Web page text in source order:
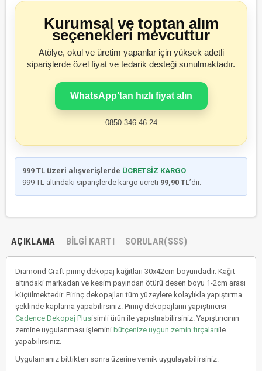
Kurumsal ve toptan alım
seçenekleri mevcuttur
Atölye, okul ve üretim yapanlar için yüksek adetli
siparişlerde özel fiyat ve tedarik desteği sunulmaktadır.
WhatsApp’tan hızlı fiyat alın
0850 346 46 24
999 TL üzeri alışverişlerde ÜCRETSİZ KARGO
999 TL altındaki siparişlerde kargo ücreti 99,90 TL’dir.
AÇIKLAMA BILGI KARTI SORULAR(SSS)
Diamond Craft pirinç dekopaj kağıtları 30x42cm boyundadır. Kağıt
altındaki markadan ve kesim payından ötürü desen boyu 1-2cm arası
küçülmektedir. Pirinç dekopajları tüm yüzeylere kolaylıkla yapıştırma
şeklinde kaplama yapabilirsiniz. Pirinç dekopajların yapıştırıcısı
Cadence Dekopaj Plusisimli ürün ile yapıştırabilirsiniz. Yapıştırıcının
zemine uygulanması işlemini bütçenize uygun zemin fırçalarıile
yapabilirsiniz.
Uygulamanız bittikten sonra üzerine vernik uygulayabilirsiniz.